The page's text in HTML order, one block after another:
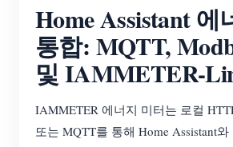
셀프 호스팅 서비스
EV 충전기
IAMMETER 시뮬레이터
가상 계량기
에너지 예측 및 시뮬레이션 시
Home Assistant 에
통합: MQTT,
및 IAMMETER-
IAMMETER 에너지 미터는 로컬
또는 MQTT를 통해 Home Assistant